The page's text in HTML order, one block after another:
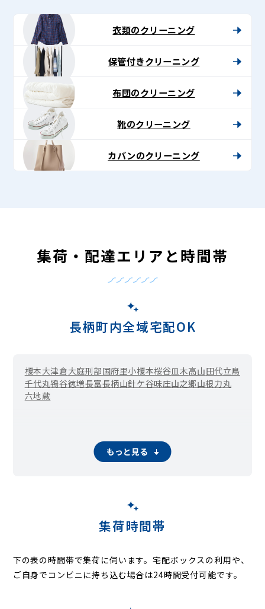
衣類のクリーニング
保管付きクリーニング
布団のクリーニング
靴のクリーニング
カバンのクリーニング
集荷・配達エリアと時間帯
長柄町内全域宅配OK
榎本大津倉大庭刑部国府里小榎本桜谷皿木高山田代立鳥
千代丸鴇谷徳増長富長柄山針ケ谷味庄山之郷山根力丸
六地蔵
もっと見る
集荷時間帯
下の表の時間帯で集荷に伺います。宅配ボックスの利用や、
ご自身でコンビニに持ち込む場合は24時間受付可能です。